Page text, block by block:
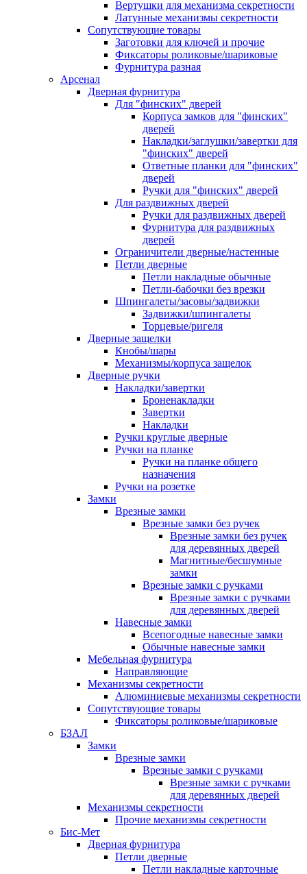
Вертушки для механизма секретности
Латунные механизмы секретности
Сопутствующие товары
Заготовки для ключей и прочие
Фиксаторы роликовые/шариковые
Фурнитура разная
Арсенал
Дверная фурнитура
Для "финских" дверей
Корпуса замков для "финских"
дверей
Накладки/заглушки/завертки для
"финских" дверей
Ответные планки для "финских"
дверей
Ручки для "финских" дверей
Для раздвижных дверей
Ручки для раздвижных дверей
Фурнитура для раздвижных
дверей
Ограничители дверные/настенные
Петли дверные
Петли накладные обычные
Петли-бабочки без врезки
Шпингалеты/засовы/задвижки
Задвижки/шпингалеты
Торцевые/ригеля
Дверные защелки
Кнобы/шары
Механизмы/корпуса защелок
Дверные ручки
Накладки/завертки
Броненакладки
Завертки
Накладки
Ручки круглые дверные
Ручки на планке
Ручки на планке общего
назначения
Ручки на розетке
Замки
Врезные замки
Врезные замки без ручек
Врезные замки без ручек
для деревянных дверей
Магнитные/бесшумные
замки
Врезные замки с ручками
Врезные замки с ручками
для деревянных дверей
Навесные замки
Всепогодные навесные замки
Обычные навесные замки
Мебельная фурнитура
Направляющие
Механизмы секретности
Алюминиевые механизмы секретности
Сопутствующие товары
Фиксаторы роликовые/шариковые
БЗАЛ
Замки
Врезные замки
Врезные замки с ручками
Врезные замки с ручками
для деревянных дверей
Механизмы секретности
Прочие механизмы секретности
Бис-Мет
Дверная фурнитура
Петли дверные
Петли накладные карточные